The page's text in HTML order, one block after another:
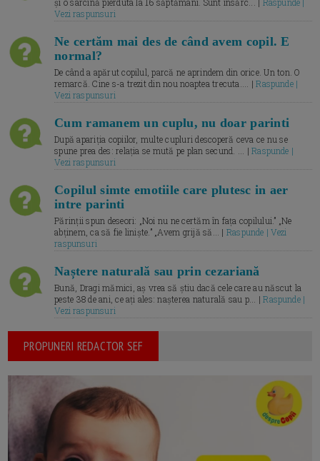
și o sarcină pierduta la 16 săptămâni. Sunt însărc... | Raspunde |
Vezi raspunsuri
Ne certăm mai des de când avem copil. E
normal?
De când a apărut copilul, parcă ne aprindem din orice. Un ton. O
remarcă. Cine s-a trezit din nou noaptea trecuta.... |Raspunde |
Vezi raspunsuri
Cum ramanem un cuplu, nu doar parinti
După apariția copiilor, multe cupluri descoperă ceva ce nu se
spune prea des: relația se mută pe plan secund. ... |Raspunde |
Vezi raspunsuri
Copilul simte emotiile care plutesc in aer
intre parinti
Părinții spun deseori: „Noi nu ne certăm în fața copilului.” „Ne
abținem, ca să fie liniște.” „Avem grijă să... | Raspunde | Vezi
raspunsuri
Naștere naturală sau prin cezariană
Bună, Dragi mămici, aș vrea să știu dacă cele care au născut la
peste 38 de ani, ce ați ales: nașterea naturală sau p... |Raspunde |
Vezi raspunsuri
PROPUNERI REDACTOR SEF